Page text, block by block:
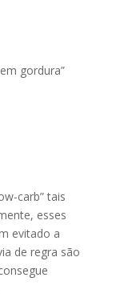
gordura”
carb” tais
esses
evitado a
de regra são